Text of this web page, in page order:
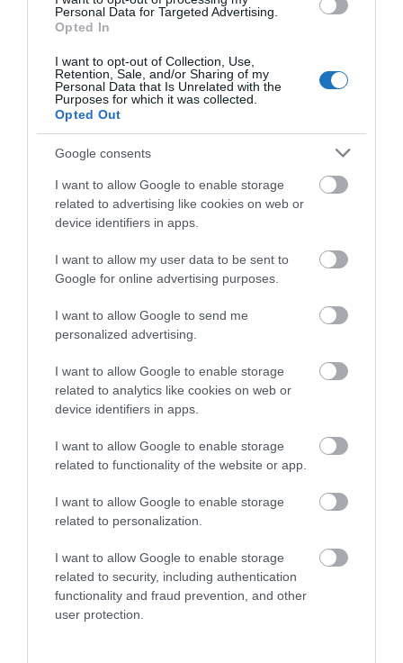
Personal Data for Targeted Advertising.
Opted In
I want to opt-out of Collection, Use,
Retention, Sale, and/or Sharing of my
Personal Data that Is Unrelated with the
Purposes for which it was collected.
Opted Out
Google consents
I want to allow Google to enable storage
related to advertising like cookies on web or
device identifiers in apps.
I want to allow my user data to be sent to
Google for online advertising purposes.
I want to allow Google to send me
personalized advertising.
I want to allow Google to enable storage
related to analytics like cookies on web or
device identifiers in apps.
I want to allow Google to enable storage
related to functionality of the website or app.
I want to allow Google to enable storage
related to personalization.
I want to allow Google to enable storage
related to security, including authentication
functionality and fraud prevention, and other
user protection.
szállóvendégek számára elérhető. A wellness-
recepciót a szobaszintekről külön ’spa’ lift kell
kiszolgálja. A wellness részleg merülő medencét,
szaunavilágot és masszázs-helyiségeket foglal majd
magába, kiegészülve napozó terasszal és bárpulttal.
Itt lehet és érdemes csatlakozni a Turizmus hírek
csoporthoz.
Biztonságos utazást, sok élményt,
címlap:Várkertfürdő
Támogatásoddal hozzájárulhatsz, hogy további
pontos és minőségi tartalmakat tehessek közzé.
Megosztás
Kérem nap végén az aznapi friss cikkeket!
HETI BÖLCSESSÉG